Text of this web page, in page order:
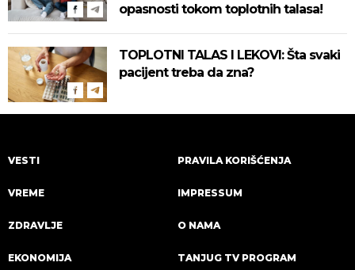
opasnosti tokom toplotnih talasa!
TOPLOTNI TALAS I LEKOVI: Šta svaki
pacijent treba da zna?
VESTI
VREME
ZDRAVLJE
EKONOMIJA
PRAVILA KORIŠĆENJA
IMPRESSUM
O NAMA
TANJUG TV PROGRAM